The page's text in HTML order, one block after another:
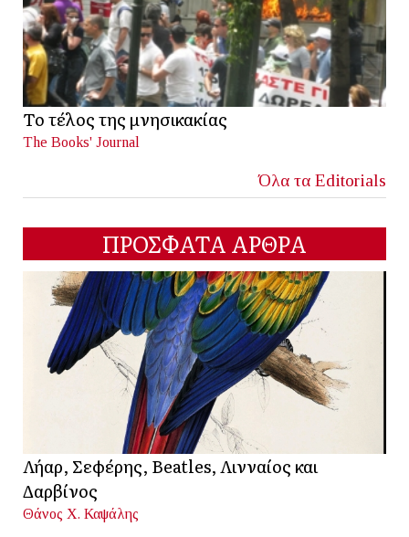
Το τέλος της μνησικακίας
The Books' Journal
Όλα τα Editorials
ΠΡΟΣΦΑΤΑ ΑΡΘΡΑ
Λήαρ, Σεφέρης, Beatles, Λινναίος και
Δαρβίνος
Θάνος Χ. Καψάλης